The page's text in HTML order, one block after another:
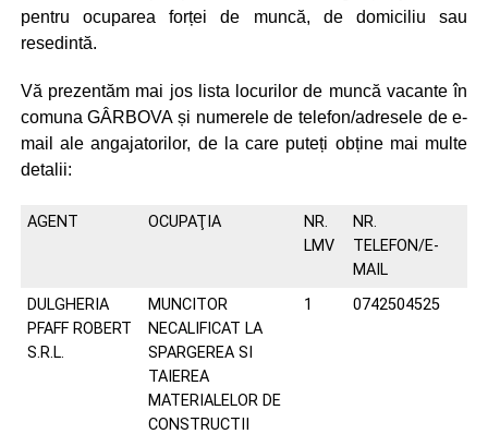
pentru ocuparea forței de muncă, de domiciliu sau
resedintă.
Vă prezentăm mai jos lista locurilor de muncă vacante în
comuna GÂRBOVA și numerele de telefon/adresele de e-
mail ale angajatorilor, de la care puteți obține mai multe
detalii:
AGENT OCUPAŢIA
NR.
LMV
NR.
TELEFON/E-
MAIL
DULGHERIA
PFAFF ROBERT
S.R.L.
MUNCITOR
NECALIFICAT LA
SPARGEREA SI
TAIEREA
MATERIALELOR DE
CONSTRUCTII
1 0742504525